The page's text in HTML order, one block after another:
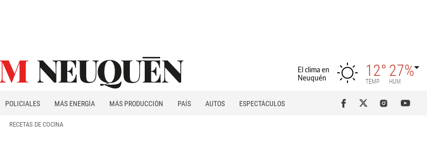
El clima en
Neuquén
12°
TEMP
27%
HUM
POLICIALES MÁS ENERGÍA MÁS PRODUCCIÓN PAÍS AUTOS
ESPECTÁCULOS
RECETAS DE COCINA